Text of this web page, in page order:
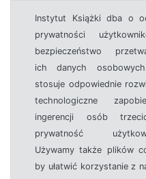
Instytut Książki dba o
prywatności
bezpieczeństwo
ich danych
stosuje odpowiednie
technologiczne
ingerencji osób
prywatność
Używamy także plików
by ułatwić korzystanie z